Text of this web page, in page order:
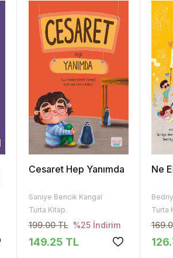
Cesaret Hep Yanımda
Saniye Bencik Kangal
Turta Kitap
199.00 TL %25 İndirim
149.25 TL
Ne
Turta